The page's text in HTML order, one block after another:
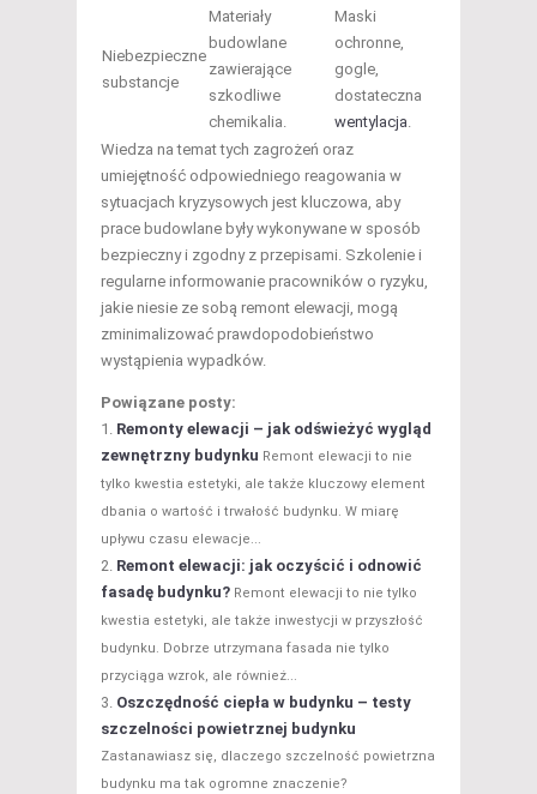
Niebezpieczne
substancje
Materiały
budowlane
zawierające
szkodliwe
chemikalia.
Maski
ochronne,
gogle,
dostateczna
wentylacja.
Wiedza na temat tych zagrożeń oraz
umiejętność odpowiedniego reagowania w
sytuacjach kryzysowych jest kluczowa, aby
prace budowlane były wykonywane w sposób
bezpieczny i zgodny z przepisami. Szkolenie i
regularne informowanie pracowników o ryzyku,
jakie niesie ze sobą remont elewacji, mogą
zminimalizować prawdopodobieństwo
wystąpienia wypadków.
Powiązane posty:
Remonty elewacji – jak odświeżyć wygląd
zewnętrzny budynku Remont elewacji to nie
tylko kwestia estetyki, ale także kluczowy element
dbania o wartość i trwałość budynku. W miarę
upływu czasu elewacje...
Remont elewacji: jak oczyścić i odnowić
fasadę budynku? Remont elewacji to nie tylko
kwestia estetyki, ale także inwestycji w przyszłość
budynku. Dobrze utrzymana fasada nie tylko
przyciąga wzrok, ale również...
Oszczędność ciepła w budynku – testy
szczelności powietrznej budynku
Zastanawiasz się, dlaczego szczelność powietrzna
budynku ma tak ogromne znaczenie?